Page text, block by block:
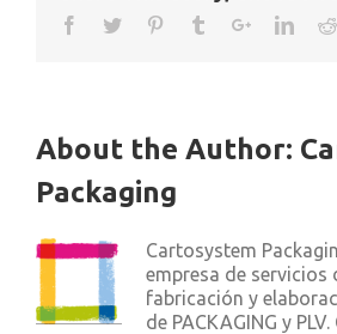
About the Author:
Packaging
Cartosystem
empresa de servicios
fabricación y
de PACKAGING y